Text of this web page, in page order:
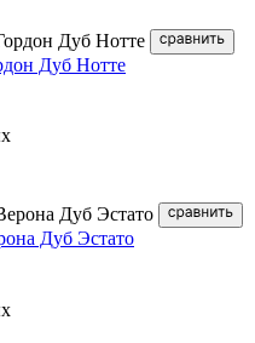
Дуб Нотте
Дуб Эстато